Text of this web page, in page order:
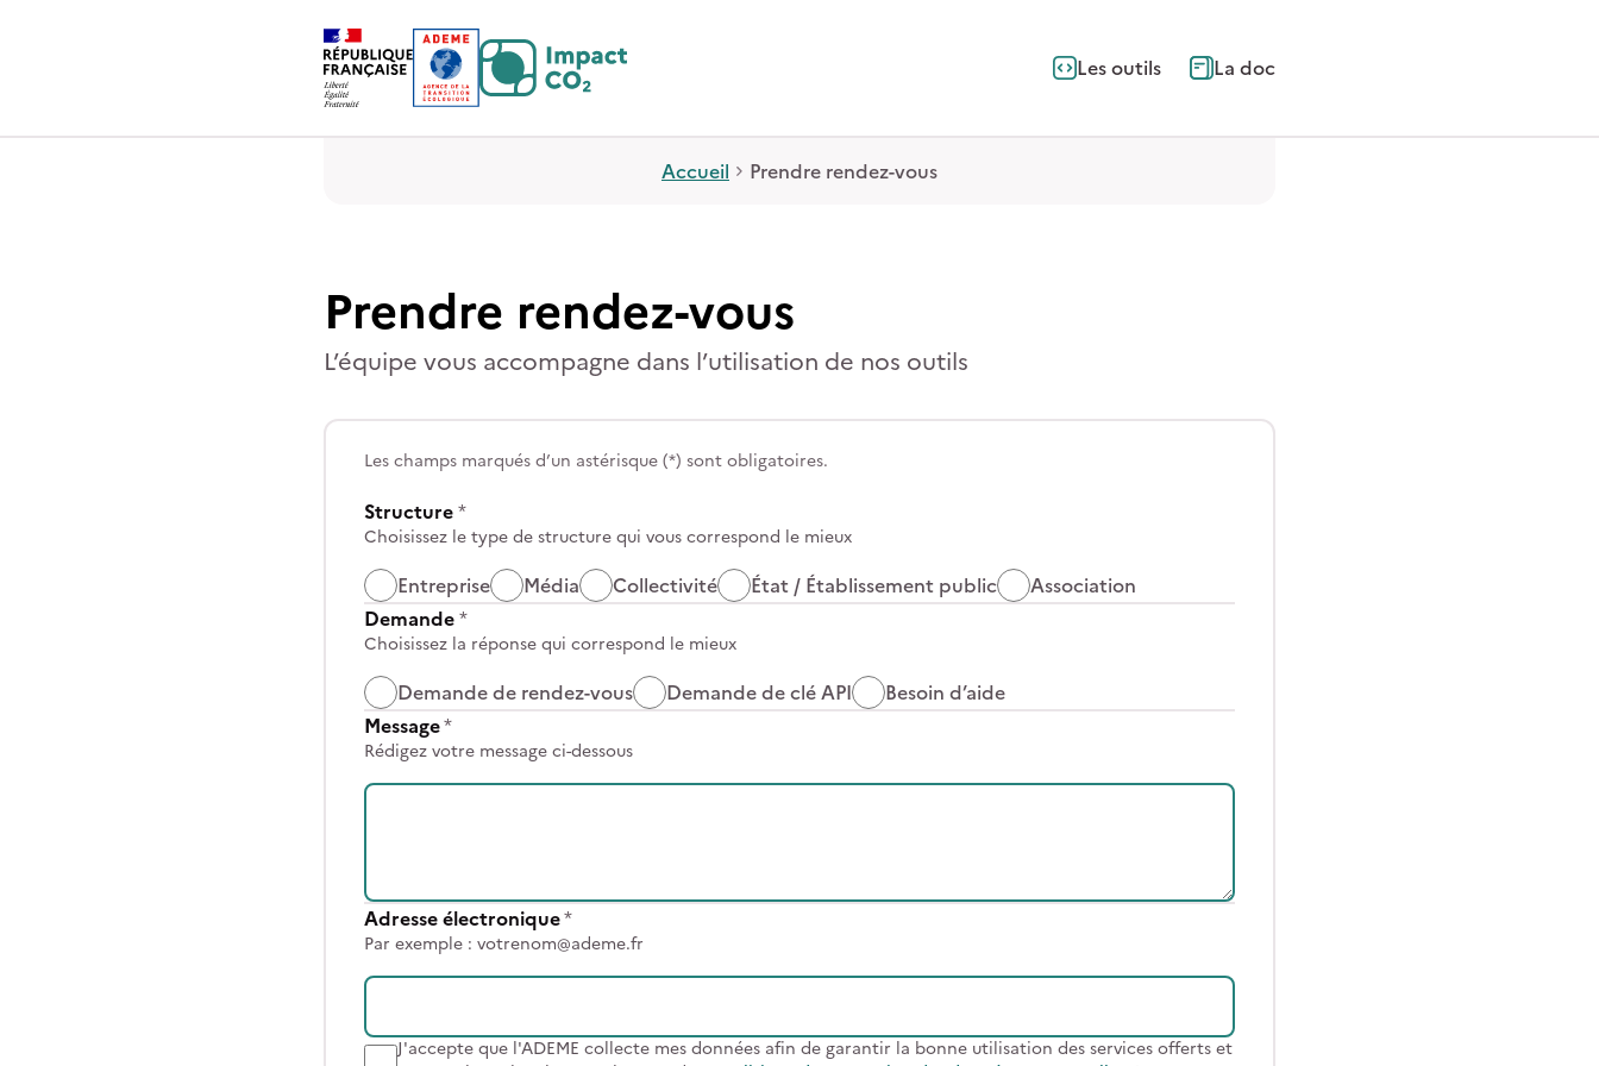
Les outils
La doc
Accueil Prendre rendez-vous
Prendre rendez-vous
L’équipe vous accompagne dans l’utilisation de nos outils
Les champs marqués d’un astérisque (*) sont obligatoires.
Structure*
Choisissez le type de structure qui vous correspond le mieux
Entreprise Média Collectivité État / Établissement public
Association
Demande*
Choisissez la réponse qui correspond le mieux
Demande de rendez-vous Demande de clé API
Besoin d’aide
Message*
Rédigez votre message ci-dessous
Adresse électronique*
Par exemple : votrenom@ademe.fr
J'accepte que l'ADEME collecte mes données afin de garantir la bonne utilisation des services offerts et